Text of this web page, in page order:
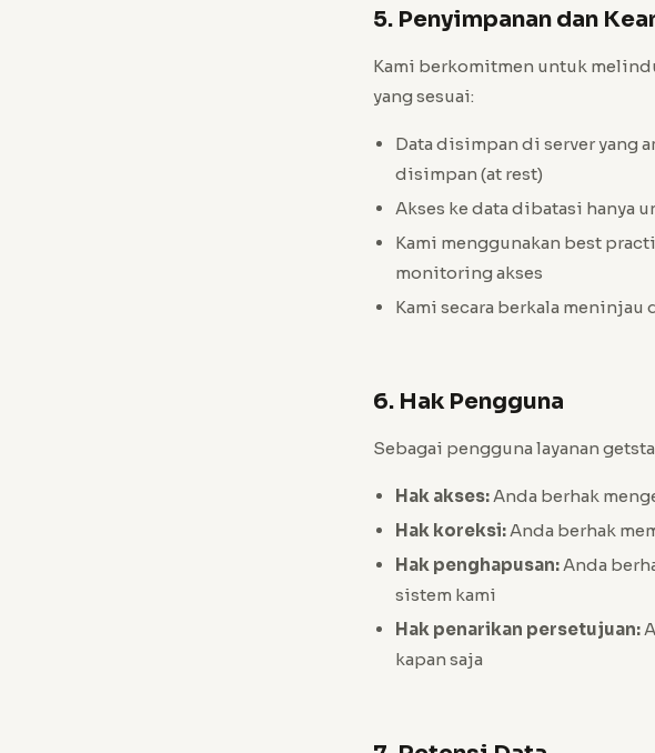
5. Penyimpanan dan
Kami berkomitmen untuk
yang sesuai:
Data disimpan di server yang
disimpan (at rest)
Akses ke data dibatasi hanya
Kami menggunakan best
monitoring akses
Kami secara berkala
6. Hak Pengguna
Sebagai pengguna layanan
Hak akses:Anda berhak
Hak koreksi:Anda berhak
Hak penghapusan:Anda
sistem kami
Hak penarikan persetujuan:
kapan saja